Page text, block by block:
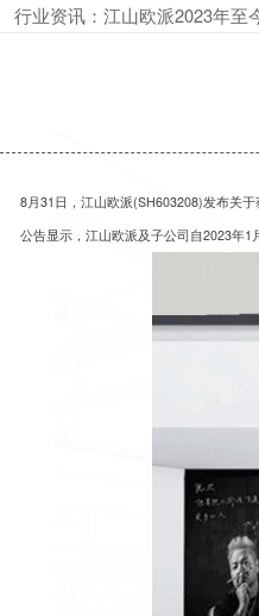
行业资讯：江山欧派2023年至
8月31日，江山欧派(SH603208)发布关于
公告显示，江山欧派及子公司自2023年1